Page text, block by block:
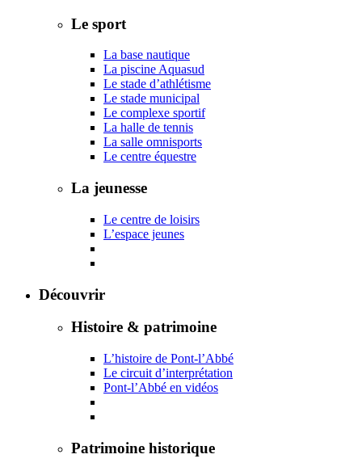
Le sport
La base nautique
La piscine Aquasud
Le stade d’athlétisme
Le stade municipal
Le complexe sportif
La halle de tennis
La salle omnisports
Le centre équestre
La jeunesse
Le centre de loisirs
L’espace jeunes
Découvrir
Histoire & patrimoine
L’histoire de Pont-l’Abbé
Le circuit d’interprétation
Pont-l’Abbé en vidéos
Patrimoine historique